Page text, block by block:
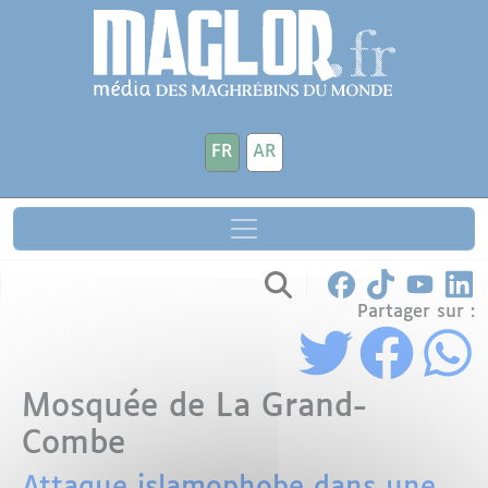
Aller au contenu principal
FR AR
Partager sur :
Mosquée de La Grand-
Combe
Panneau de gestion des cookies